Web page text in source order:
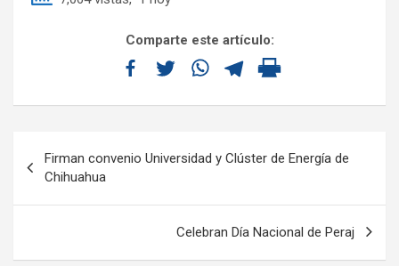
Comparte este artículo:
Firman convenio Universidad y Clúster de Energía de
Chihuahua
Celebran Día Nacional de Peraj